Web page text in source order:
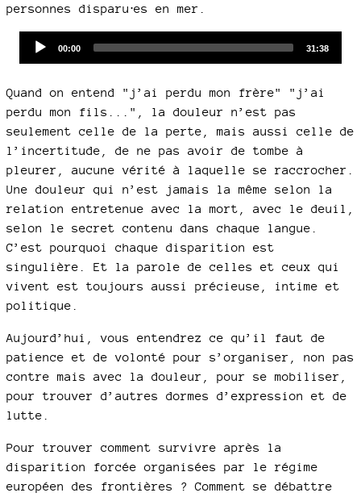
personnes disparu⋅es en mer.
Current
00:00
Total
31:38
Quand on entend "j’ai perdu mon frère" "j’ai
perdu mon fils...", la douleur n’est pas
seulement celle de la perte, mais aussi celle de
l’incertitude, de ne pas avoir de tombe à
pleurer, aucune vérité à laquelle se raccrocher.
Une douleur qui n’est jamais la même selon la
relation entretenue avec la mort, avec le deuil,
selon le secret contenu dans chaque langue.
C’est pourquoi chaque disparition est
singulière. Et la parole de celles et ceux qui
vivent est toujours aussi précieuse, intime et
politique.
Aujourd’hui, vous entendrez ce qu’il faut de
patience et de volonté pour s’organiser, non pas
contre mais avec la douleur, pour se mobiliser,
pour trouver d’autres dormes d’expression et de
lutte.
Pour trouver comment survivre après la
disparition forcée organisées par le régime
européen des frontières ? Comment se débattre